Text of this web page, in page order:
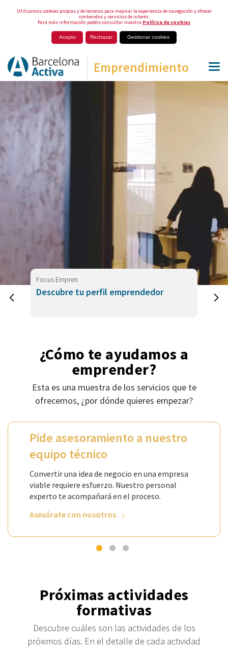
Utilizamos cookies propias y de terceros para mejorar la experiencia de navegación y ofrecer
contenidos y servicios de interés.
Para más información podéis consultar nuestra Política de cookies
Acepto Rechazar Gestionar cookies
Emprendimiento
Focus Empren
Descubre tu perfil emprendedor
¿Cómo te ayudamos a
emprender?
Esta es una muestra de los servicios que te
ofrecemos, ¿por dónde quieres empezar?
Pide asesoramiento a nuestro
equipo técnico
Convertir una idea de negocio en una empresa
viable requiere esfuerzo. Nuestro personal
experto te acompañará en el proceso.
Asesórate con nosotros
Próximas actividades
formativas
Descubre cuáles son las actividades de los
próximos días. En el detalle de cada actividad